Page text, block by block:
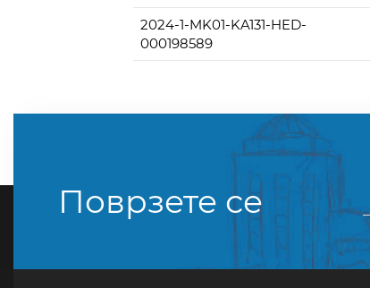
2024-1-MK01-KA131-HED-
000198589
Поврзете се